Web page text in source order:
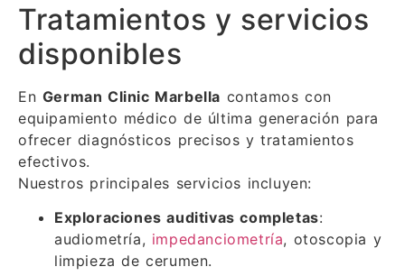
Tratamientos y servicios
disponibles
En German Clinic Marbella contamos con
equipamiento médico de última generación para
ofrecer diagnósticos precisos y tratamientos
efectivos.
Nuestros principales servicios incluyen:
Exploraciones auditivas completas:
audiometría, impedanciometría, otoscopia y
limpieza de cerumen.